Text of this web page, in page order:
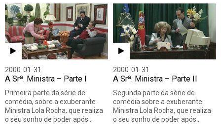
2000-01-31
A Srª. Ministra – Parte I
Primeira parte da série de
comédia, sobre a exuberante
Ministra Lola Rocha, que realiza
o seu sonho de poder após…
2000-01-31
A Srª. Ministra – Parte II
Segunda parte da série de
comédia sobre a exuberante
Ministra Lola Rocha, que realiza
o seu sonho de poder após…